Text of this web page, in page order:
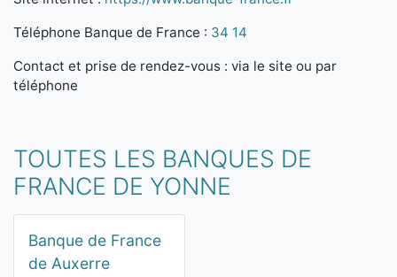
Téléphone Banque de France : 34 14
Contact et prise de rendez-vous : via le site ou par
téléphone
TOUTES LES BANQUES DE
FRANCE DE YONNE
Banque de France
de Auxerre